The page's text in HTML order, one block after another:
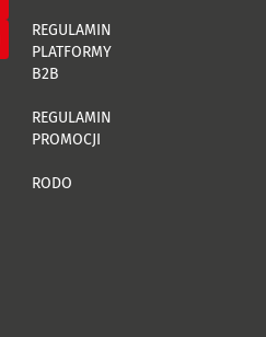
REGULAMIN
PLATFORMY
B2B
REGULAMIN
PROMOCJI
RODO